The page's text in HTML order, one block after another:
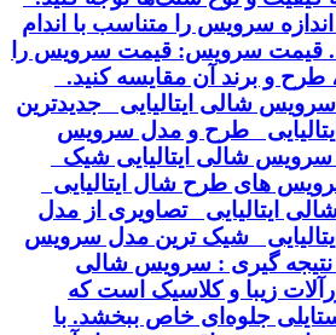
سرویس را متناسب با اندام
قیمت سرویس: قیمت سرویس را
طرح و برند آن مقایسه کنید.
شالی ایتالیایی جدیدترین
طرح و مدل سرویس
سرویس شالی ایتالیایی شیک
های طرح شال ایتالیایی
ایتالیایی تصاویری از مدل
شیک ترین مدل سرویس
نتیجه گیری : سرویس شالی
زیبا و کلاسیک است که
جلوه‌ای خاص ببخشد. با